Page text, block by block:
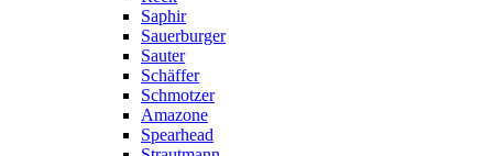
Saphir
Sauerburger
Sauter
Schäffer
Schmotzer
Amazone
Spearhead